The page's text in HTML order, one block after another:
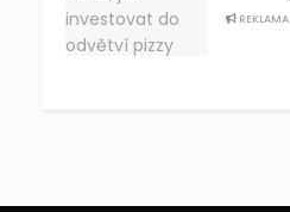
REKLAMA